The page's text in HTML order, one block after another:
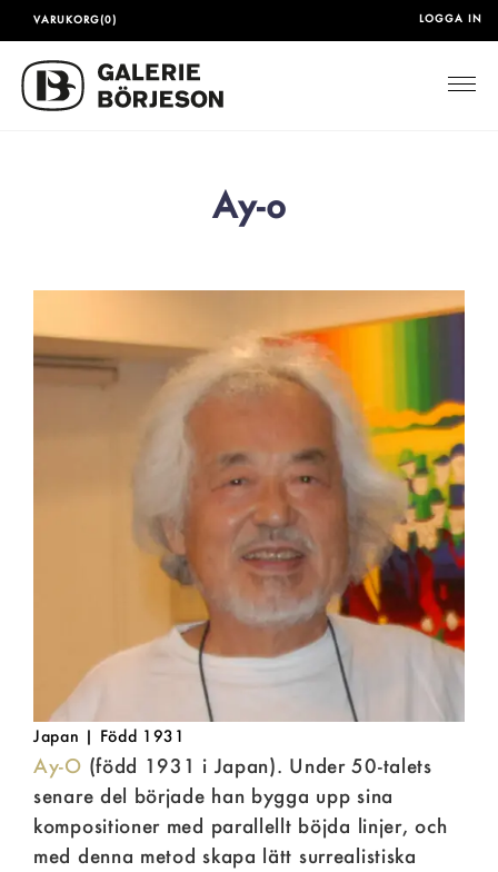
LOGGA IN
VARUKORG(0)
Ay-o
Japan | Född 1931
Ay-O (född 1931 i Japan). Under 50-talets
senare del började han bygga upp sina
kompositioner med parallellt böjda linjer, och
med denna metod skapa lätt surrealistiska